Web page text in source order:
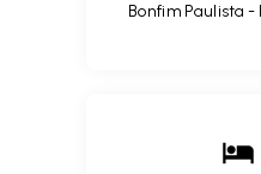
Bonfim Paulista